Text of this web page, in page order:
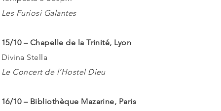
Les Furiosi Galantes
15/10 – Chapelle de la Trinité, Lyon
Divina Stella
Le Concert de l’Hostel Dieu
16/10 – Bibliothèque Mazarine, Paris